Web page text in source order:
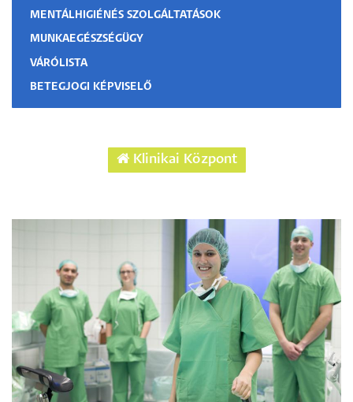
MENTÁLHIGIÉNÉS SZOLGÁLTATÁSOK
MUNKAEGÉSZSÉGÜGY
VÁRÓLISTA
BETEGJOGI KÉPVISELŐ
Klinikai Központ